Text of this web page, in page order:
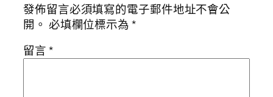
發佈留言必須填寫的電子郵件地址不會公
開。 必填欄位標示為*
留言*